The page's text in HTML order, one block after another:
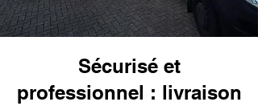
Sécurisé et
professionnel : livraison